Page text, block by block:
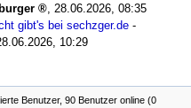
, 28.06.2026, 08:35
gibt's bei sechzger.de -
10:29
Benutzer, 90 Benutzer online (0